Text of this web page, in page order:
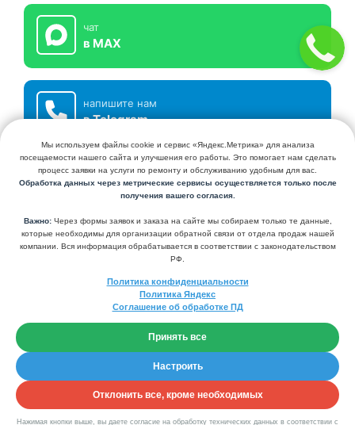
чат
в MAX
напишите нам
в Telegram
СЕРВИСНЫЙ ЦЕНТР КЛИМАТХОЛ
УСТАНОВКА И ОБСЛУЖИВАНИЕ КОНДИЦИОНЕРОВ И СИСТЕМ
+7 (495) 741-98-44
+7 (926) 845-62-44
KLIMATHOL@YANDEX.RU